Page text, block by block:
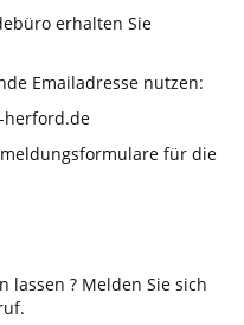
erhalten Sie
Emailadresse nutzen:
herford.de
für die
lassen ? Melden Sie sich